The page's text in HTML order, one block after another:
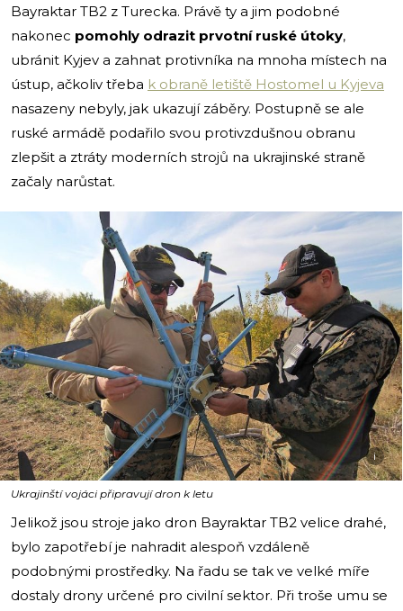
Bayraktar TB2 z Turecka. Právě ty a jim podobné
nakonec pomohly odrazit prvotní ruské útoky,
ubránit Kyjev a zahnat protivníka na mnoha místech na
ústup, ačkoliv třeba k obraně letiště Hostomel u Kyjeva
nasazeny nebyly, jak ukazují záběry. Postupně se ale
ruské armádě podařilo svou protivzdušnou obranu
zlepšit a ztráty moderních strojů na ukrajinské straně
začaly narůstat.
i
Ukrajinští vojáci připravují dron k letu
Jelikož jsou stroje jako dron Bayraktar TB2 velice drahé,
bylo zapotřebí je nahradit alespoň vzdáleně
podobnými prostředky. Na řadu se tak ve velké míře
dostaly drony určené pro civilní sektor. Při troše umu se